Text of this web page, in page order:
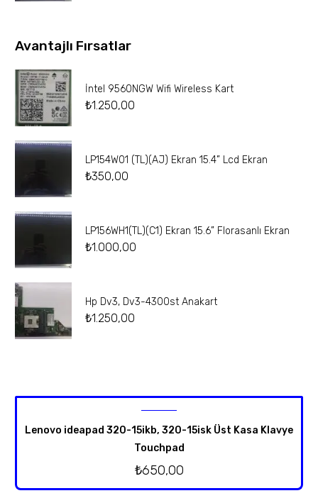
Avantajlı Fırsatlar
İntel 9560NGW Wifi Wireless Kart
₺1.250,00
LP154W01 (TL)(AJ) Ekran 15.4” Lcd Ekran
₺350,00
LP156WH1(TL)(C1) Ekran 15.6” Florasanlı Ekran
₺1.000,00
Hp Dv3, Dv3-4300st Anakart
₺1.250,00
Lenovo ideapad 320-15ikb, 320-15isk Üst Kasa Klavye
Touchpad
₺650,00